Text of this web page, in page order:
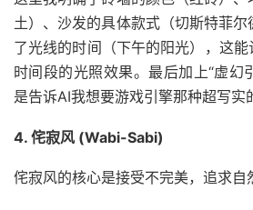
土）、沙发的具体款式（切斯特菲
了光线的时间（下午的阳光），这
时间段的光照效果。最后加上“虚幻
是告诉AI我想要游戏引擎那种超写实
4. 侘寂风 (Wabi-Sabi)
侘寂风的核心是接受不完美，追求自